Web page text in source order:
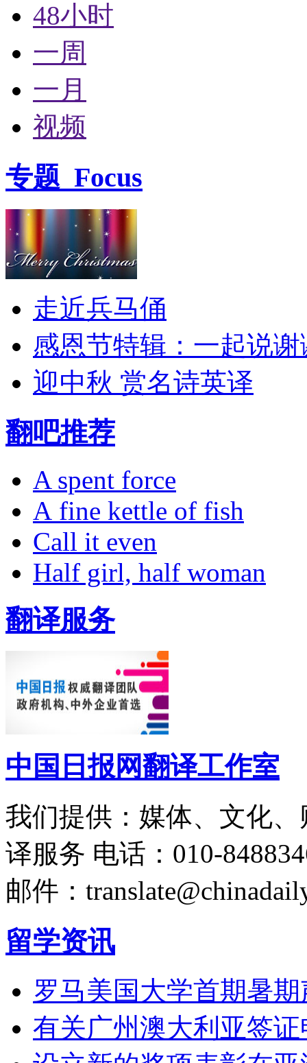
48小时
一周
一月
视频
专题 Focus
走近兵马俑
感恩节特辑：一起说谢
迎中秋 赏名诗英译
翻吧推荐
A spent force
A fine kettle of fish
Call it even
Half girl, half woman
翻译服务
中国日报网翻译工作室
我们提供：媒体、文化
译服务 电话：010-
邮件：
留学资讯
罗马美国大学首期暑
有关广州澳大利亚签